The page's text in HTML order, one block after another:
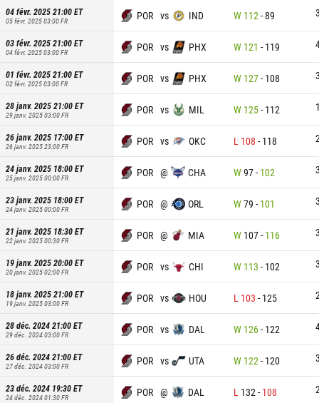
04 févr. 2025 21:00ET
05 févr. 2025 03:00FR POR vs IND W 112 -89
03 févr. 2025 21:00ET
04 févr. 2025 03:00FR POR vs PHX W 121 - 119
01 févr. 2025 21:00ET
02 févr. 2025 03:00FR POR vs PHX W 127- 108
28 janv. 2025 21:00ET
29 janv. 2025 03:00FR POR vs MIL W 125- 112
26 janv. 2025 17:00ET
26 janv. 2025 23:00FR POR vs OKC L 108 - 118
24 janv. 2025 18:00ET
25 janv. 2025 00:00FR POR @ CHA W97- 102
23 janv. 2025 18:00ET
24 janv. 2025 00:00FR POR @ ORL W79 - 101
21 janv. 2025 18:30ET
22 janv. 2025 00:30FR POR @ MIA W 107- 116
19 janv. 2025 20:00ET
20 janv. 2025 02:00FR POR vs CHI W 113 - 102
18 janv. 2025 21:00ET
19 janv. 2025 03:00FR POR vs HOU L 103 - 125
28 déc. 2024 21:00ET
29 déc. 2024 03:00FR POR vs DAL W 126- 122
26 déc. 2024 21:00ET
27 déc. 2024 03:00FR POR vs UTA W 122 - 120
23 déc. 2024 19:30ET
24 déc. 2024 01:30FR POR @ DAL L 132 - 108